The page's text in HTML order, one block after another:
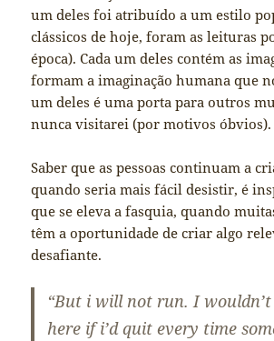
um deles foi atribuído a um estilo
clássicos de hoje, foram as leituras
época). Cada um deles contém as
formam a imaginação humana que
um deles é uma porta para outros
nunca visitarei (por motivos óbvios).
Saber que as pessoas continuam a
quando seria mais fácil desistir, é
que se eleva a fasquia, quando
têm a oportunidade de criar algo
desafiante.
“But i will not run. I
here if i’d quit every time